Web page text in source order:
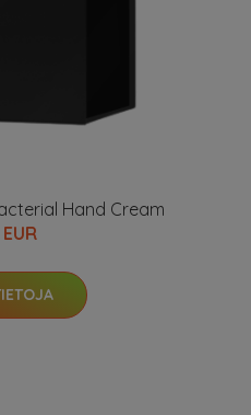
Hand Cream